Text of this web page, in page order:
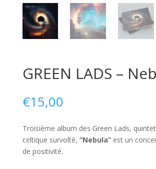
GREEN LADS –
€15,00
Troisième album des Green Lads,
celtique survolté, “Nebula”est un
de positivité.